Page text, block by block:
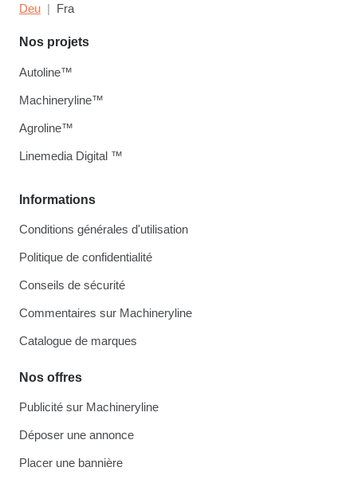
Deu Fra
Informations
Conditions générales d'utilisation
Politique de confidentialité
Conseils de sécurité
Commentaires sur Machineryline
Catalogue de marques
Nos offres
Publicité sur Machineryline
Déposer une annonce
Placer une bannière
Nos projets
Autoline™
Machineryline™
Agroline™
Linemedia Digital ™